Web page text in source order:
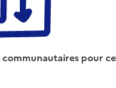
communautaires pour ce